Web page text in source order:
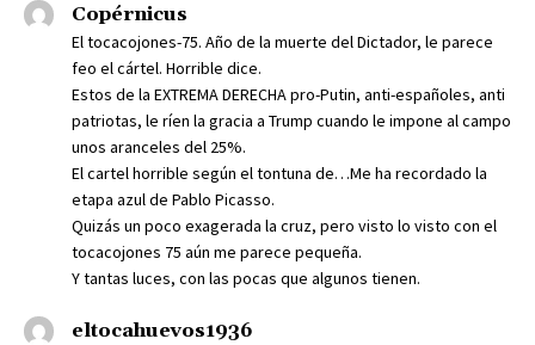
Copérnicus
El tocacojones-75. Año de la muerte del Dictador, le parece
feo el cártel. Horrible dice.
Estos de la EXTREMA DERECHA pro-Putin, anti-españoles, anti
patriotas, le ríen la gracia a Trump cuando le impone al campo
unos aranceles del 25%.
El cartel horrible según el tontuna de…Me ha recordado la
etapa azul de Pablo Picasso.
Quizás un poco exagerada la cruz, pero visto lo visto con el
tocacojones 75 aún me parece pequeña.
Y tantas luces, con las pocas que algunos tienen.
eltocahuevos1936